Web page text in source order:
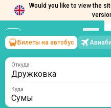
Would you like to view the
Дружковка
Билеты на автобус
Куда
Дата отправления
вт, 11 августа